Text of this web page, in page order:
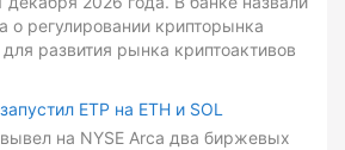
о регулировании крипторынка
развития рынка криптоактивов
ETP на ETH и SOL
на NYSE Arca два биржевых